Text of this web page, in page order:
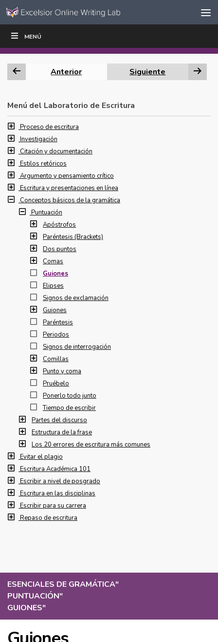
Ir al contenido
navegación
MENÚ
ESENCIALES DE GRAMÁTICA"
PUNTUACIÓN"
GUIONES"
ESCRIBIR
Anterior Siguiente
Menú del Laboratorio de Escritura
Proceso de escritura
Investigación
Citación y documentación
Estilos retóricos
Argumento y pensamiento crítico
Escritura y presentaciones en línea
Conceptos básicos de la gramática
Puntuación
Apóstrofos
Paréntesis (Brackets)
Dos puntos
Comas
Guiones
Elipses
Signos de exclamación
Guiones
Paréntesis
Periodos
Signos de interrogación
Comillas
Punto y coma
Pruébelo
Ponerlo todo junto
Tiempo de escribir
Partes del discurso
Estructura de la frase
Los 20 errores de escritura más comunes
Evitar el plagio
Escritura Académica 101
Escribir a nivel de posgrado
Escritura en las disciplinas
Escribir para su carrera
Repaso de escritura